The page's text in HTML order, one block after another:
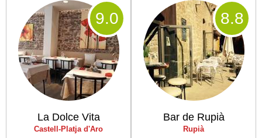
La Dolce Vita
Castell-Platja d'Aro
9.0
Bar de Rupià
Rupià
8.8